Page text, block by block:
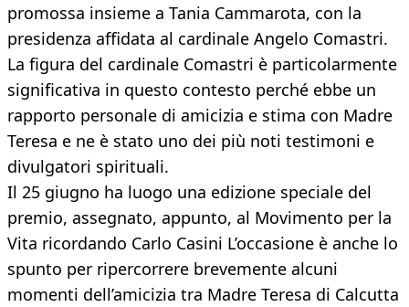
promossa insieme a Tania Cammarota, con la
presidenza affidata al cardinale Angelo Comastri.
La figura del cardinale Comastri è particolarmente
significativa in questo contesto perché ebbe un
rapporto personale di amicizia e stima con Madre
Teresa e ne è stato uno dei più noti testimoni e
divulgatori spirituali.
Il 25 giugno ha luogo una edizione speciale del
premio, assegnato, appunto, al Movimento per la
Vita ricordando Carlo Casini L’occasione è anche lo
spunto per ripercorrere brevemente alcuni
momenti dell’amicizia tra Madre Teresa di Calcutta